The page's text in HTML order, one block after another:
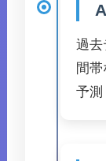
過去
間
予測